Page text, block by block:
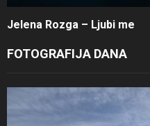
Jelena Rozga – Ljubi me
FOTOGRAFIJA DANA